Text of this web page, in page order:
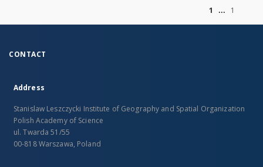
1
1
CONTACT
Address
Stanislaw Leszczycki Institute of Geography and Spatial Organization
Polish Academy of Science
ul. Twarda 51/55
00-818 Warszawa, Poland